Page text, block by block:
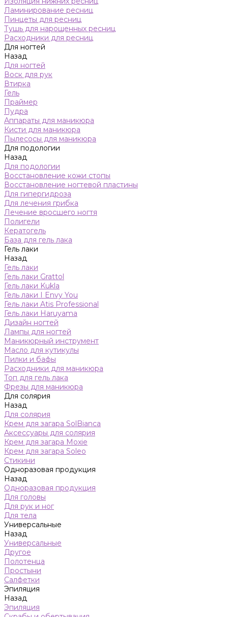
Ламинирование ресниц
Пинцеты для ресниц
Тушь для нарощенных ресниц
Расходники для ресниц
Для ногтей
Назад
Для ногтей
Воск для рук
Втирка
Гель
Праймер
Пудра
Аппараты для маникюра
Кисти для маникюра
Пылесосы для маникюра
Для подологии
Назад
Для подологии
Восстановление кожи стопы
Восстановление ногтевой пластины
Для гипергидроза
Для лечения грибка
Лечение вросшего ногтя
Полигели
Кератогель
База для гель лака
Гель лаки
Назад
Гель лаки
Гель лаки Grattol
Гель лаки Kukla
Гель лаки I Envy You
Гель лаки Atis Professional
Гель лаки Haruyama
Дизайн ногтей
Лампы для ногтей
Маникюрный инструмент
Масло для кутикулы
Пилки и бафы
Расходники для маникюра
Топ для гель лака
Фрезы для маникюра
Для солярия
Назад
Для солярия
Крем для загара SolBianca
Аксессуары для солярия
Крем для загара Moxie
Крем для загара Soleo
Стикини
Одноразовая продукция
Назад
Одноразовая продукция
Для головы
Для рук и ног
Для тела
Универсальные
Назад
Универсальные
Другое
Полотенца
Простыни
Салфетки
Эпиляция
Назад
Эпиляция